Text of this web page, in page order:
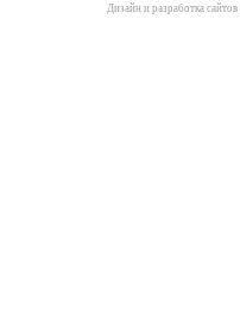
Дизайн и разработка сайтов|